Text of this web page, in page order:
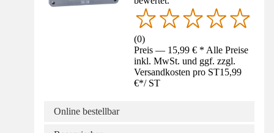
(0)
Preis — 15,99 € * Alle Preise
inkl. MwSt. und ggf. zzgl.
Versandkosten pro ST15,99
€*/ ST
Online bestellbar